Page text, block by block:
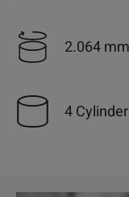
2.064 mm
4 Cylinder